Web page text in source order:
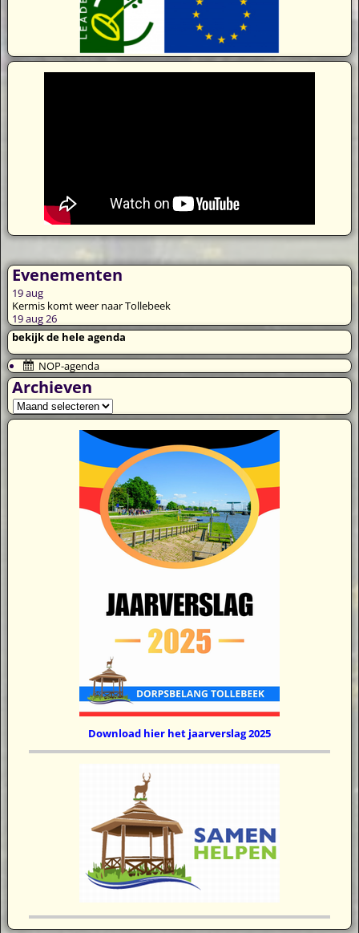
Evenementen
19aug
Kermis komt weer naar Tollebeek
19 aug 26
bekijk de hele agenda
NOP-agenda
Archieven
Download hier het jaarverslag 2025